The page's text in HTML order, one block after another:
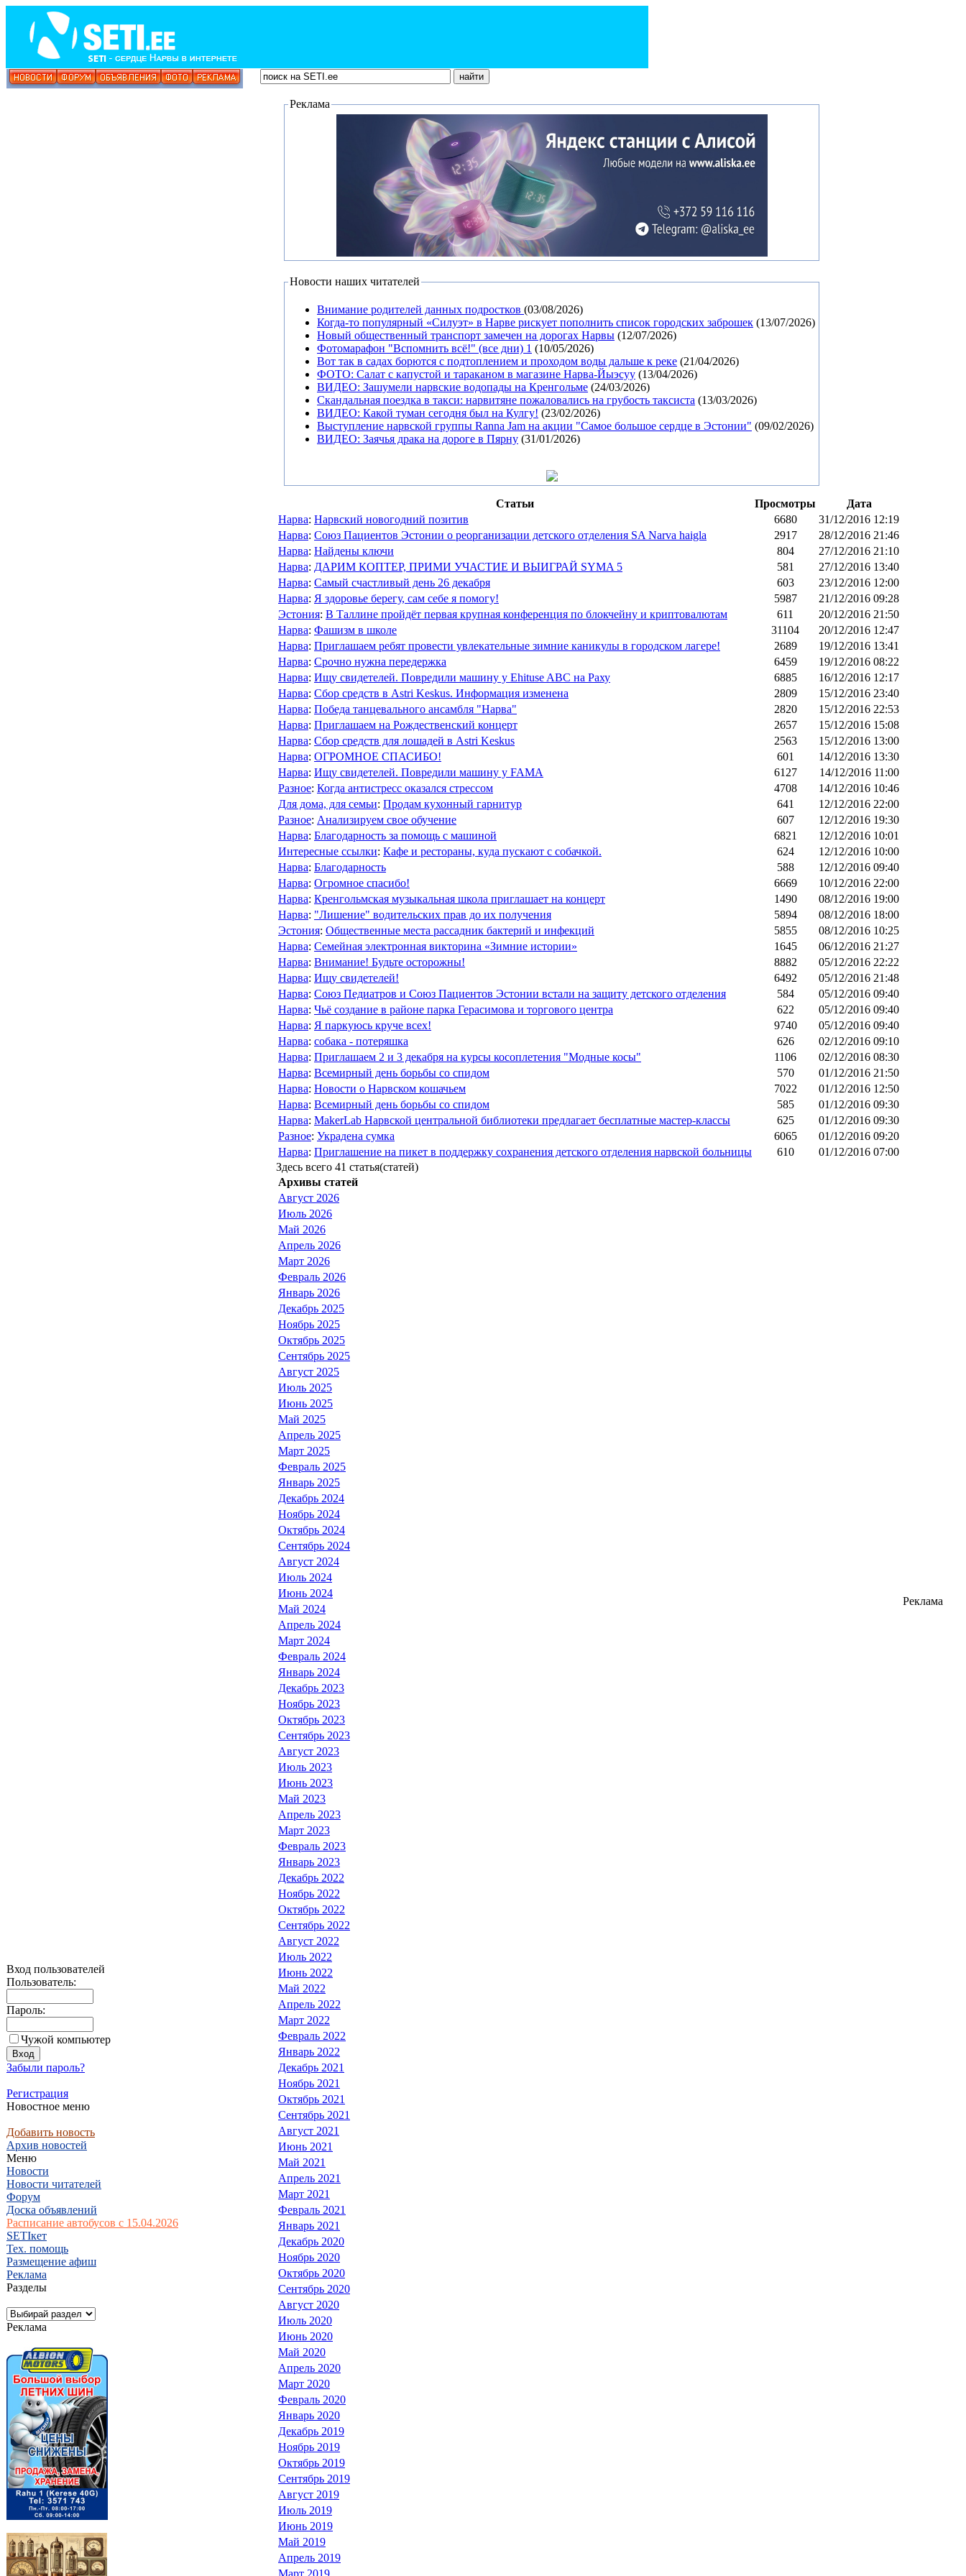
Вход пользователей
Пользователь:
Пароль:
Чужой компьютер
Забыли пароль?
Регистрация
Новостное меню
Добавить новость
Архив новостей
Меню
Новости
Новости читателей
Форум
Доска объявлений
Расписание автобусов с 15.04.2026
SETIкет
Тех. помощь
Размещение афиш
Реклама
Разделы
Реклама
Реклама
Новости наших читателей
Внимание родителей данных подростков (03/08/2026)
Когда-то популярный «Силуэт» в Нарве рискует пополнить список городских заброшек (13/07/2026)
Новый общественный транспорт замечен на дорогах Нарвы (12/07/2026)
Фотомарафон "Вспомнить всё!" (все дни) 1 (10/05/2026)
Вот так в садах борются с подтоплением и проходом воды дальше к реке (21/04/2026)
ФОТО: Салат с капустой и тараканом в магазине Нарва-Йыэсуу (13/04/2026)
ВИДЕО: Зашумели нарвские водопады на Кренгольме (24/03/2026)
Скандальная поездка в такси: нарвитяне пожаловались на грубость таксиста (13/03/2026)
ВИДЕО: Какой туман сегодня был на Кулгу! (23/02/2026)
Выступление нарвской группы Ranna Jam на акции "Самое большое сердце в Эстонии" (09/02/2026)
ВИДЕО: Заячья драка на дороге в Пярну (31/01/2026)
Статьи Просмотры
Дата
Нарва: Нарвский новогодний позитив 6680
31/12/2016 12:19
Нарва: Союз Пациентов Эстонии о реорганизации детского отделения SA Narva haigla 2917
28/12/2016 21:46
Нарва: Найдены ключи 804
27/12/2016 21:10
Нарва: ДАРИМ КОПТЕР, ПРИМИ УЧАСТИЕ И ВЫИГРАЙ SYMA 5 581
27/12/2016 13:40
Нарва: Самый счастливый день 26 декабря 603
23/12/2016 12:00
Нарва: Я здоровье берегу, сам себе я помогу! 5987
21/12/2016 09:28
Эстония: В Таллине пройдёт первая крупная конференция по блокчейну и криптовалютам 611
20/12/2016 21:50
Нарва: Фашизм в школе 31104
20/12/2016 12:47
Нарва: Приглашаем ребят провести увлекательные зимние каникулы в городском лагере! 2689
19/12/2016 13:41
Нарва: Срочно нужна передержка 6459
19/12/2016 08:22
Нарва: Ищу свидетелей. Повредили машину у Ehituse ABC на Раху 6885
16/12/2016 12:17
Нарва: Сбор средств в Astri Keskus. Информация изменена 2809
15/12/2016 23:40
Нарва: Победа танцевального ансамбля "Нарва" 2820
15/12/2016 22:53
Нарва: Приглашаем на Рождественский концерт 2657
15/12/2016 15:08
Нарва: Сбор средств для лошадей в Astri Keskus 2563
15/12/2016 13:00
Нарва: ОГРОМНОЕ СПАСИБО! 601
14/12/2016 13:30
Нарва: Ищу свидетелей. Повредили машину у FAMA 6127
14/12/2016 11:00
Разное: Когда антистресс оказался стрессом 4708
14/12/2016 10:46
Для дома, для семьи: Продам кухонный гарнитур 641
12/12/2016 22:00
Разное: Анализируем свое обучение 607
12/12/2016 19:30
Нарва: Благодарность за помощь с машиной 6821
12/12/2016 10:01
Интересные ссылки: Кафе и рестораны, куда пускают с собачкой. 624
12/12/2016 10:00
Нарва: Благодарность 588
12/12/2016 09:40
Нарва: Огромное спасибо! 6669
10/12/2016 22:00
Нарва: Кренгольмская музыкальная школа приглашает на концерт 1490
08/12/2016 19:00
Нарва: "Лишение" водительских прав до их получения 5894
08/12/2016 18:00
Эстония: Общественные места рассадник бактерий и инфекций 5855
08/12/2016 10:25
Нарва: Семейная электронная викторина «Зимние истории» 1645
06/12/2016 21:27
Нарва: Внимание! Будьте осторожны! 8882
05/12/2016 22:22
Нарва: Ищу свидетелей! 6492
05/12/2016 21:48
Нарва: Союз Педиатров и Союз Пациентов Эстонии встали на защиту детского отделения 584
05/12/2016 09:40
Нарва: Чьё создание в районе парка Герасимова и торгового центра 622
05/12/2016 09:40
Нарва: Я паркуюсь круче всех! 9740
05/12/2016 09:40
Нарва: собака - потеряшка 626
02/12/2016 09:10
Нарва: Приглашаем 2 и 3 декабря на курсы косоплетения "Модные косы" 1106
02/12/2016 08:30
Нарва: Всемирный день борьбы со спидом 570
01/12/2016 21:50
Нарва: Новости о Нарвском кошачьем 7022
01/12/2016 12:50
Нарва: Всемирный день борьбы со спидом 585
01/12/2016 09:30
Нарва: MakerLab Нарвской центральной библиотеки предлагает бесплатные мастер-классы 625
01/12/2016 09:30
Разное: Украдена сумка 6065
01/12/2016 09:20
Нарва: Приглашение на пикет в поддержку сохранения детского отделения нарвской больницы 610
01/12/2016 07:00
Здесь всего 41 статья(статей)
Архивы статей
Август 2026
Июль 2026
Май 2026
Апрель 2026
Март 2026
Февраль 2026
Январь 2026
Декабрь 2025
Ноябрь 2025
Октябрь 2025
Сентябрь 2025
Август 2025
Июль 2025
Июнь 2025
Май 2025
Апрель 2025
Март 2025
Февраль 2025
Январь 2025
Декабрь 2024
Ноябрь 2024
Октябрь 2024
Сентябрь 2024
Август 2024
Июль 2024
Июнь 2024
Май 2024
Апрель 2024
Март 2024
Февраль 2024
Январь 2024
Декабрь 2023
Ноябрь 2023
Октябрь 2023
Сентябрь 2023
Август 2023
Июль 2023
Июнь 2023
Май 2023
Апрель 2023
Март 2023
Февраль 2023
Январь 2023
Декабрь 2022
Ноябрь 2022
Октябрь 2022
Сентябрь 2022
Август 2022
Июль 2022
Июнь 2022
Май 2022
Апрель 2022
Март 2022
Февраль 2022
Январь 2022
Декабрь 2021
Ноябрь 2021
Октябрь 2021
Сентябрь 2021
Август 2021
Июнь 2021
Май 2021
Апрель 2021
Март 2021
Февраль 2021
Январь 2021
Декабрь 2020
Ноябрь 2020
Октябрь 2020
Сентябрь 2020
Август 2020
Июль 2020
Июнь 2020
Май 2020
Апрель 2020
Март 2020
Февраль 2020
Январь 2020
Декабрь 2019
Ноябрь 2019
Октябрь 2019
Сентябрь 2019
Август 2019
Июль 2019
Июнь 2019
Май 2019
Апрель 2019
Март 2019
Реклама